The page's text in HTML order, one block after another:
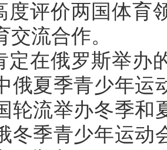
度评价两国体育
交流合作。
定在俄罗斯举办
俄夏季青少年运
轮流举办冬季和
冬季青少年运动